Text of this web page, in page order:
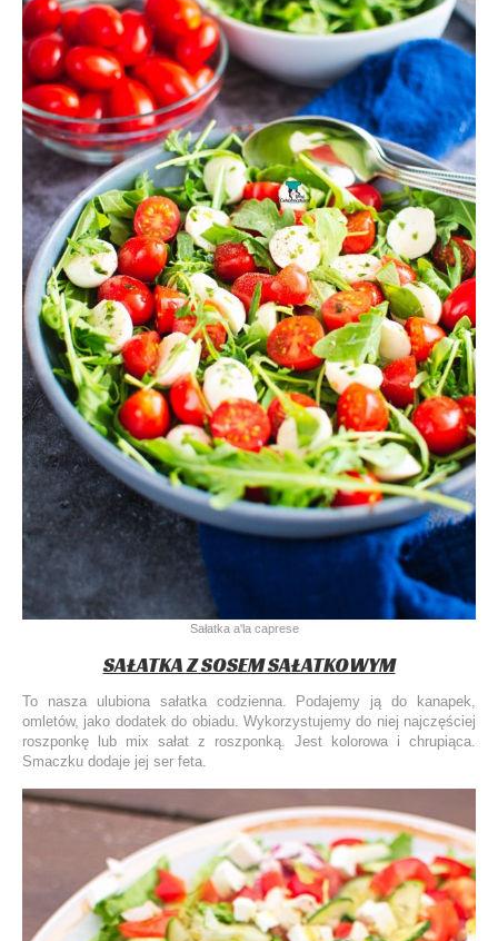
Sałatka a'la caprese
SAŁATKA Z SOSEM SAŁATKOWYM
To nasza ulubiona sałatka codzienna. Podajemy ją do kanapek,
omletów, jako dodatek do obiadu. Wykorzystujemy do niej najczęściej
roszponkę lub mix sałat z roszponką. Jest kolorowa i chrupiąca.
Smaczku dodaje jej ser feta.